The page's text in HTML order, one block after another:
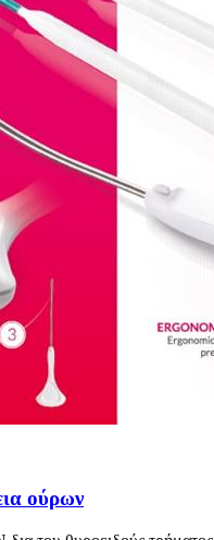
ούρων